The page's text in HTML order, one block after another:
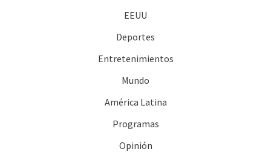
EEUU
Deportes
Entretenimientos
Mundo
América Latina
Programas
Opinión